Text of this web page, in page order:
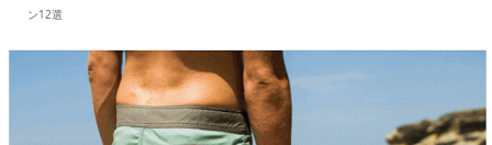
ン12選